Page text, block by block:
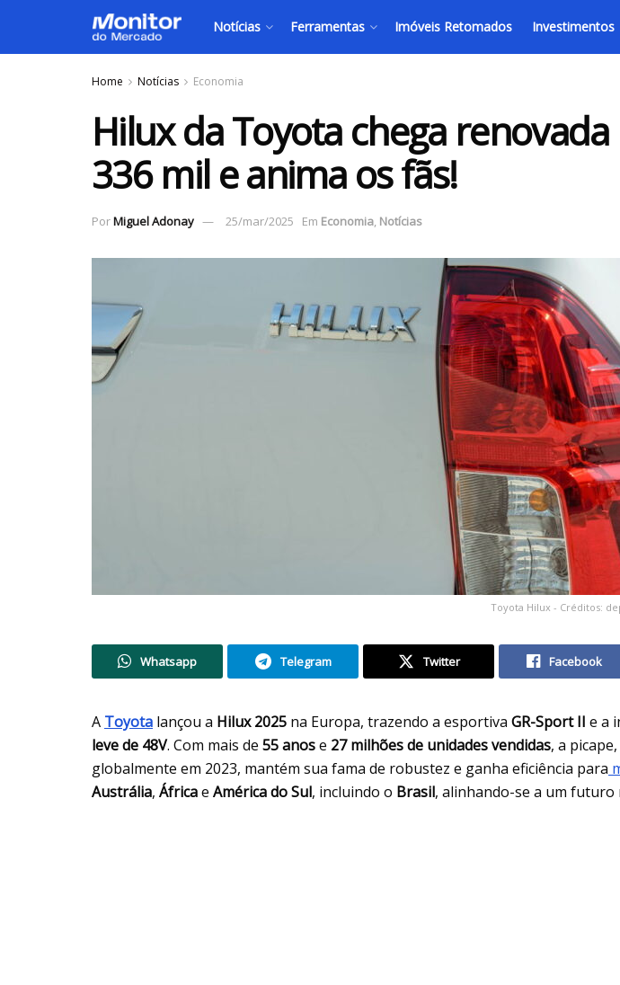
Notícias Ferramentas Imóveis Retomados Investimentos
Home Notícias Economia
Hilux da Toyota chega
336 mil e anima os fãs!
PorMiguel Adonay 25/mar/2025 Em Economia, Notícias
Toyota Hilux - Créditos:
Whatsapp Telegram Twitter Facebook
A Toyota lançou a Hilux 2025 na Europa, trazendo a esportiva GR-Sport II e a
leve de 48V. Com mais de 55 anose 27 milhões de unidades vendidas, a
globalmente em 2023, mantém sua fama de robustez e ganha eficiência para
Austrália, Áfricae América do Sul, incluindo o Brasil, alinhando-se a um futuro